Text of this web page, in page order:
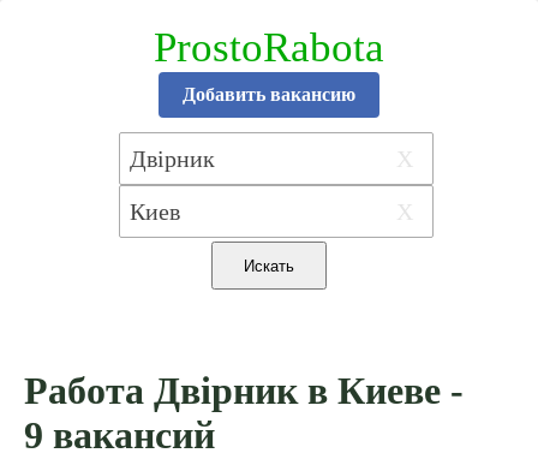
ProstoRabota
Добавить вакансию
X
X
Работа Двірник в Киеве -
9 вакансий